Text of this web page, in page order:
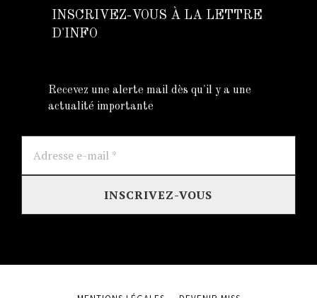
INSCRIVEZ-VOUS À LA LETTRE
D'INFO
Recevez une alerte mail dès qu'il y a une
actualité importante
mail